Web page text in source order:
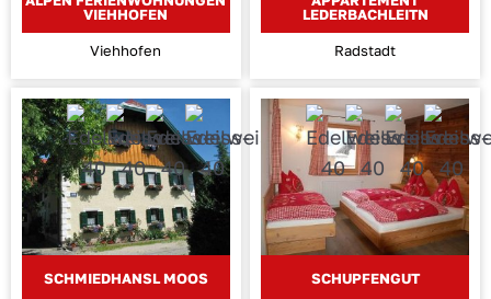
VIEHHOFEN
Viehhofen
LEDERBACHLEITN
Radstadt
SCHMIEDHANSL MOOS SCHUPFENGUT